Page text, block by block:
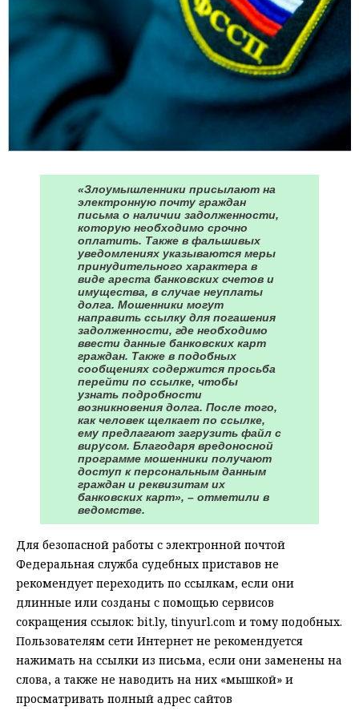
«Злоумышленники присылают на
электронную почту граждан
письма о наличии задолженности,
которую необходимо срочно
оплатить. Также в фальшивых
уведомлениях указываются меры
принудительного характера в
виде ареста банковских счетов и
имущества, в случае неуплаты
долга. Мошенники могут
направить ссылку для погашения
задолженности, где необходимо
ввести данные банковских карт
граждан. Также в подобных
сообщениях содержится просьба
перейти по ссылке, чтобы
узнать подробности
возникновения долга. После того,
как человек щелкает по ссылке,
ему предлагают загрузить файл с
вирусом. Благодаря вредоносной
программе мошенники получают
доступ к персональным данным
граждан и реквизитам их
банковских карт», – отметили в
ведомстве.
Для безопасной работы с электронной почтой
Федеральная служба судебных приставов не
рекомендует переходить по ссылкам, если они
длинные или созданы с помощью сервисов
сокращения ссылок: bit.ly, tinyurl.com и тому подобных.
Пользователям сети Интернет не рекомендуется
нажимать на ссылки из письма, если они заменены на
слова, а также не наводить на них «мышкой» и
просматривать полный адрес сайтов